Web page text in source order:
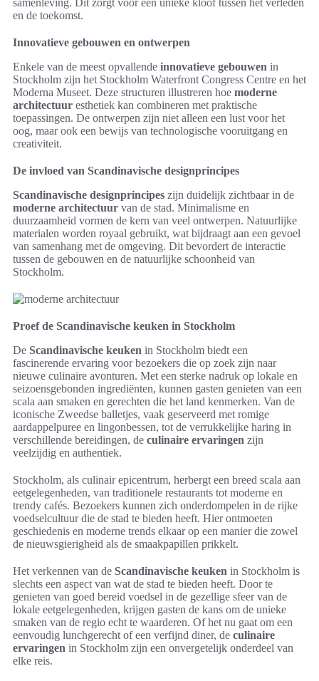
samenleving. Dit zorgt voor een unieke kloof tussen het verleden
en de toekomst.
Innovatieve gebouwen en ontwerpen
Enkele van de meest opvallende innovatieve gebouwen in
Stockholm zijn het Stockholm Waterfront Congress Centre en het
Moderna Museet. Deze structuren illustreren hoe moderne
architectuur esthetiek kan combineren met praktische
toepassingen. De ontwerpen zijn niet alleen een lust voor het
oog, maar ook een bewijs van technologische vooruitgang en
creativiteit.
De invloed van Scandinavische designprincipes
Scandinavische designprincipes zijn duidelijk zichtbaar in de
moderne architectuur van de stad. Minimalisme en
duurzaamheid vormen de kern van veel ontwerpen. Natuurlijke
materialen worden royaal gebruikt, wat bijdraagt aan een gevoel
van samenhang met de omgeving. Dit bevordert de interactie
tussen de gebouwen en de natuurlijke schoonheid van
Stockholm.
Proef de Scandinavische keuken in Stockholm
De Scandinavische keuken in Stockholm biedt een
fascinerende ervaring voor bezoekers die op zoek zijn naar
nieuwe culinaire avonturen. Met een sterke nadruk op lokale en
seizoensgebonden ingrediënten, kunnen gasten genieten van een
scala aan smaken en gerechten die het land kenmerken. Van de
iconische Zweedse balletjes, vaak geserveerd met romige
aardappelpuree en lingonbessen, tot de verrukkelijke haring in
verschillende bereidingen, de culinaire ervaringen zijn
veelzijdig en authentiek.
Stockholm, als culinair epicentrum, herbergt een breed scala aan
eetgelegenheden, van traditionele restaurants tot moderne en
trendy cafés. Bezoekers kunnen zich onderdompelen in de rijke
voedselcultuur die de stad te bieden heeft. Hier ontmoeten
geschiedenis en moderne trends elkaar op een manier die zowel
de nieuwsgierigheid als de smaakpapillen prikkelt.
Het verkennen van de Scandinavische keuken in Stockholm is
slechts een aspect van wat de stad te bieden heeft. Door te
genieten van goed bereid voedsel in de gezellige sfeer van de
lokale eetgelegenheden, krijgen gasten de kans om de unieke
smaken van de regio echt te waarderen. Of het nu gaat om een
eenvoudig lunchgerecht of een verfijnd diner, de culinaire
ervaringen in Stockholm zijn een onvergetelijk onderdeel van
elke reis.